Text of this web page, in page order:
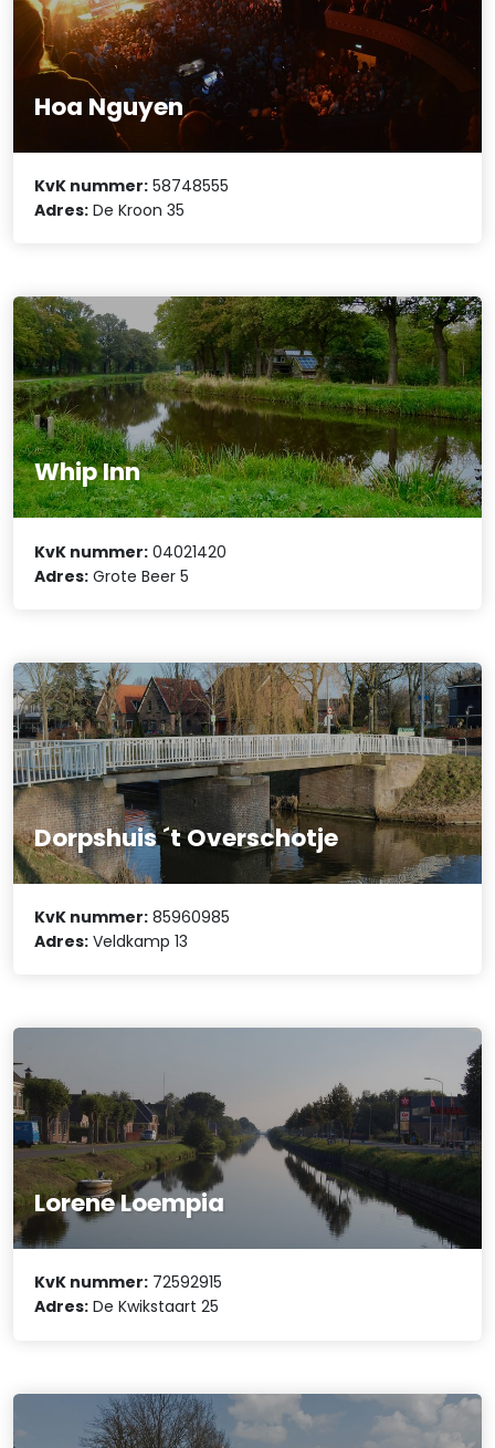
Hoa Nguyen
KvK nummer: 58748555
Adres: De Kroon 35
Whip Inn
KvK nummer: 04021420
Adres: Grote Beer 5
Dorpshuis ´t Overschotje
KvK nummer: 85960985
Adres: Veldkamp 13
Lorene Loempia
KvK nummer: 72592915
Adres: De Kwikstaart 25